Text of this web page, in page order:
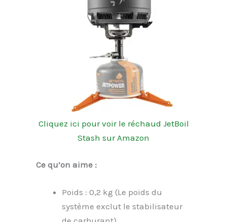
Cliquez ici pour voir le réchaud JetBoil
Stash sur Amazon
Ce qu’on aime :
Poids : 0,2 kg (Le poids du
système exclut le stabilisateur